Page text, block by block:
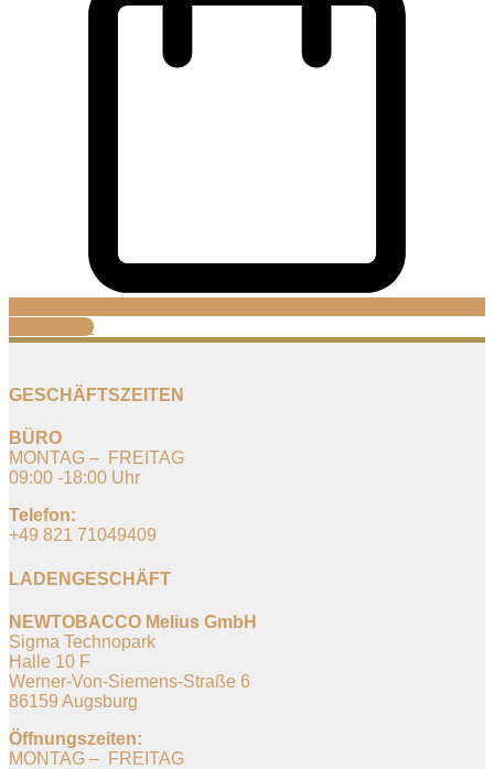
Warenkorb
GESCHÄFTSZEITEN
BÜRO
MONTAG – FREITAG
09:00 -18:00 Uhr
Telefon:
+49 821 71049409
LADENGESCHÄFT
NEWTOBACCO Melius GmbH
Sigma Technopark
Halle 10 F
Werner-Von-Siemens-Straße 6
86159 Augsburg
Öffnungszeiten:
MONTAG – FREITAG